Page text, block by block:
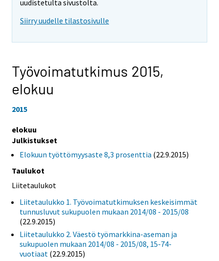
uudistetulta sivustolta.
Siirry uudelle tilastosivulle
Työvoimatutkimus 2015,
elokuu
2015
elokuu
Julkistukset
Elokuun työttömyysaste 8,3 prosenttia (22.9.2015)
Taulukot
Liitetaulukot
Liitetaulukko 1. Työvoimatutkimuksen keskeisimmät
tunnusluvut sukupuolen mukaan 2014/08 - 2015/08
(22.9.2015)
Liitetaulukko 2. Väestö työmarkkina-aseman ja
sukupuolen mukaan 2014/08 - 2015/08, 15-74-
vuotiaat (22.9.2015)